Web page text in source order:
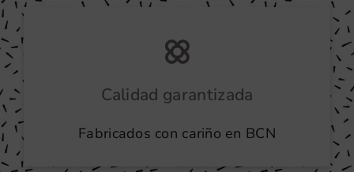
Calidad garantizada
Fabricados con cariño en BCN